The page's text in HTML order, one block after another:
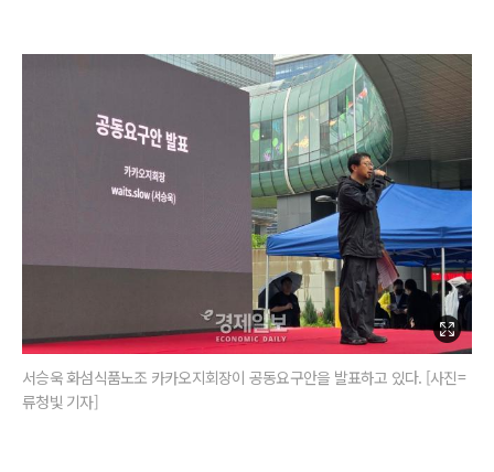
서승욱 화섬식품노조 카카오지회장이 공동요구안을 발표하고 있다. [사진=
류청빛 기자]